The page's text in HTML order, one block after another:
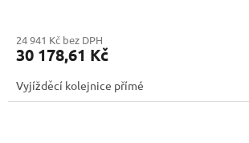
24 941 Kč bez DPH
30 178,61 Kč
Vyjížděcí kolejnice přímé